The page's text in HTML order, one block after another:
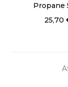
Propane
25,70